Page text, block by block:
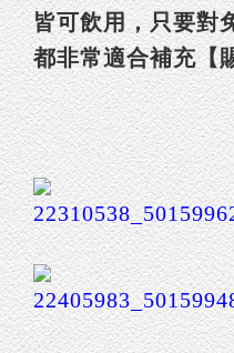
皆可飲用，只要對
都非常適合補充【